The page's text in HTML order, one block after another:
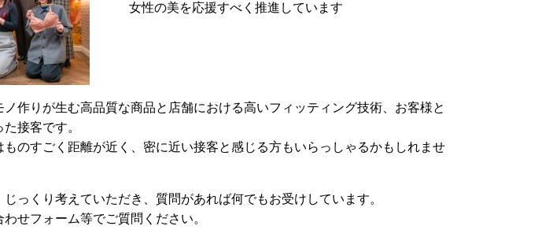
女性の美を応援すべく推進しています
作りが生む高品質な商品と店舗における高いフィッティング技術、お客様と
接客です。
ものすごく距離が近く、密に近い接客と感じる方もいらっしゃるかもしれませ
っくり考えていただき、質問があれば何でもお受けしています。
せフォーム等でご質問ください。